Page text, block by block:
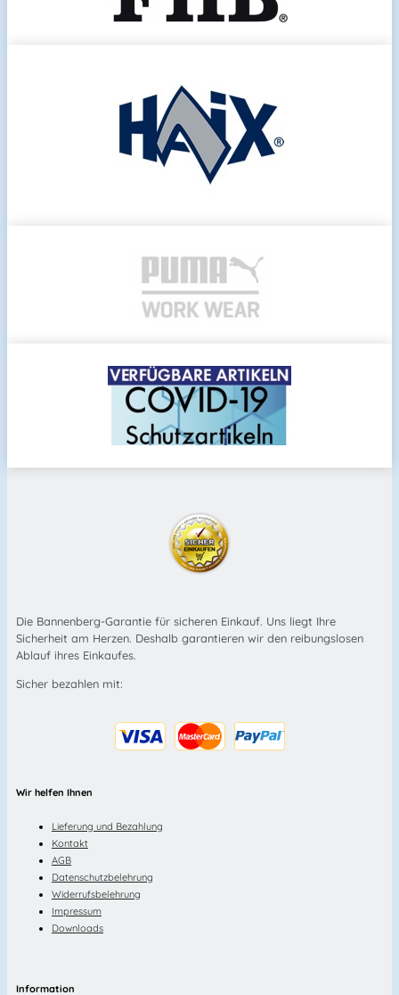
Die Bannenberg-Garantie für sicheren Einkauf. Uns liegt Ihre
Sicherheit am Herzen. Deshalb garantieren wir den reibungslosen
Ablauf ihres Einkaufes.
Sicher bezahlen mit:
Wir helfen Ihnen
Lieferung und Bezahlung
Kontakt
AGB
Datenschutzbelehrung
Widerrufsbelehrung
Impressum
Downloads
Information